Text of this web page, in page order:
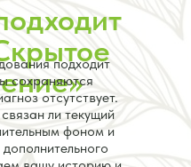
подходит
сохраняются
отсутствует.
ли текущий
фоном и